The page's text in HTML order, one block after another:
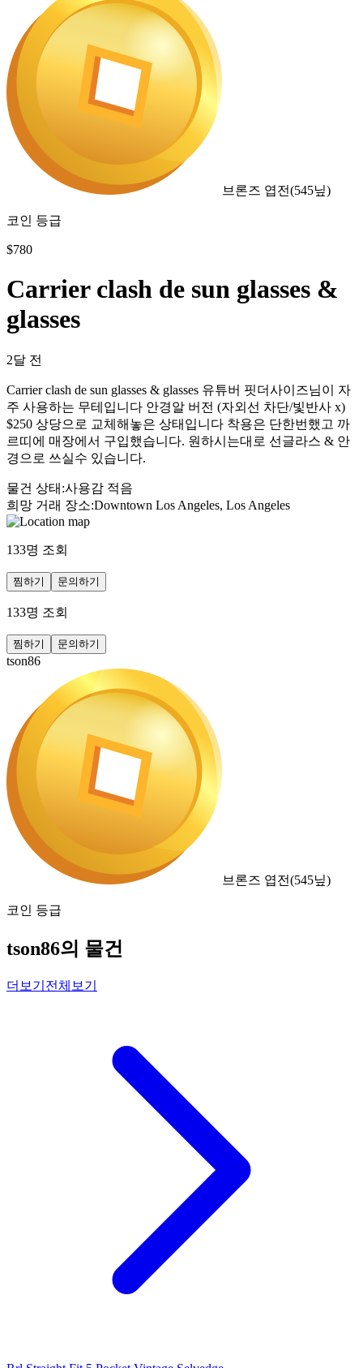
브론즈 엽전(545닢)
코인 등급
$780
Carrier clash de sun glasses &
glasses
2달 전
Carrier clash de sun glasses & glasses 유튜버 핏더사이즈님이 자
주 사용하는 무테입니다 안경알 버전 (자외선 차단/빛반사 x)
$250 상당으로 교체해놓은 상태입니다 착용은 단한번했고 까
르띠에 매장에서 구입했습니다. 원하시는대로 선글라스 & 안
경으로 쓰실수 있습니다.
물건 상태 :사용감 적음
희망 거래 장소:Downtown Los Angeles, Los Angeles
133명 조회
찜하기 문의하기
133명 조회
찜하기 문의하기
tson86
브론즈 엽전(545닢)
코인 등급
tson86의 물건
더보기 전체보기